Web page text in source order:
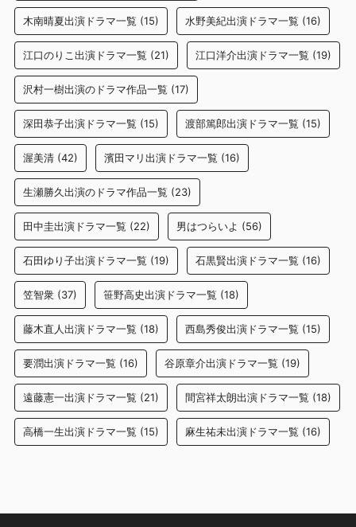
木南晴夏出演ドラマ一覧 (15) 水野美紀出演ドラマ一覧 (16)
江口のりこ出演ドラマ一覧 (21) 江口洋介出演ドラマ一覧 (19)
沢村一樹出演のドラマ作品一覧 (17)
深田恭子出演ドラマ一覧 (15) 渡部篤郎出演ドラマ一覧 (15)
渥美清 (42) 濱田マリ出演ドラマ一覧 (16)
生瀬勝久出演のドラマ作品一覧 (23)
田中圭出演ドラマ一覧 (22) 男はつらいよ (56)
石田ゆり子出演ドラマ一覧 (19) 石黒賢出演ドラマ一覧 (16)
笠智衆 (37) 笹野高史出演ドラマ一覧 (18)
藤木直人出演ドラマ一覧 (18) 西島秀俊出演ドラマ一覧 (15)
要潤出演ドラマ一覧 (16) 谷原章介出演ドラマ一覧 (19)
遠藤憲一出演ドラマ一覧 (21) 間宮祥太朗出演ドラマ一覧 (18)
高橋一生出演ドラマ一覧 (15) 麻生祐未出演ドラマ一覧 (16)